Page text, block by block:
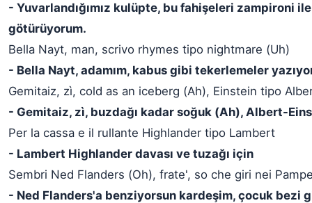
- Yuvarlandığımız kulüpte, bu fahişeleri zampironi
götürüyorum.
Bella Nayt, man, scrivo rhymes tipo nightmare (Uh)
- Bella Nayt, adamım, kabus gibi tekerlemeler
Gemitaiz, zì, cold as an iceberg (Ah), Einstein tipo
- Gemitaiz, zì, buzdağı kadar soğuk (Ah), Albert-
Per la cassa e il rullante Highlander tipo Lambert
- Lambert Highlander davası ve tuzağı için
Sembri Ned Flanders (Oh), frate', so che giri nei
- Ned Flanders'a benziyorsun kardeşim, çocuk bezi